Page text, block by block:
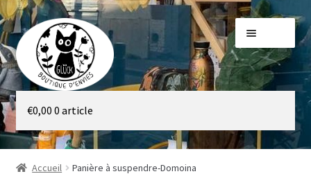
Aller
à
la
navigation
Aller
au
contenu
Galerie
Boutique
€0,00 0 article
Accueil Panière à suspendre-Domoina